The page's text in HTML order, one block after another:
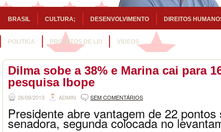
BRASIL CULTURA; DESENVOLVIMENTO DIREITOS
POLITICA PROJETOS DE LEI VÍDEOS
Dilma sobe a 38% e Marina cai para
pesquisa Ibope
26/09/2013 ADMIN SEM COMENTÁRIOS
Presidente abre vantagem de 22 pontos
senadora, segunda colocada no